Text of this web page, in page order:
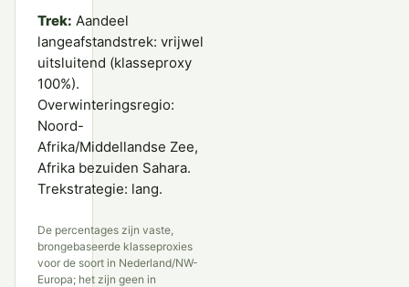
Trek: Aandeel
langeafstandstrek: vrijwel
uitsluitend (klasseproxy
100%).
Overwinteringsregio:
Noord-
Afrika/Middellandse Zee,
Afrika bezuiden Sahara.
Trekstrategie: lang.
De percentages zijn vaste,
brongebaseerde klasseproxies
voor de soort in Nederland/NW-
Europa; het zijn geen in